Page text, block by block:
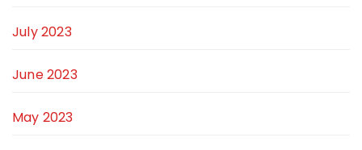
July 2023
June 2023
May 2023